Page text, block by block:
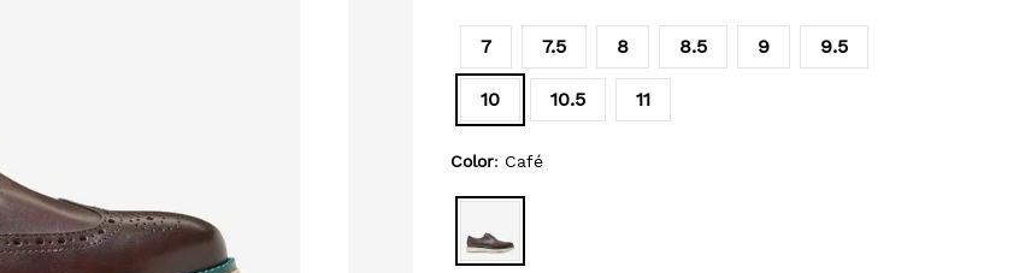
7 7.5 8 8.5 9 9.5
10 10.5 11
Color: Café